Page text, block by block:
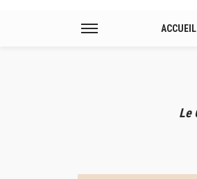
ACCUEIL
Le